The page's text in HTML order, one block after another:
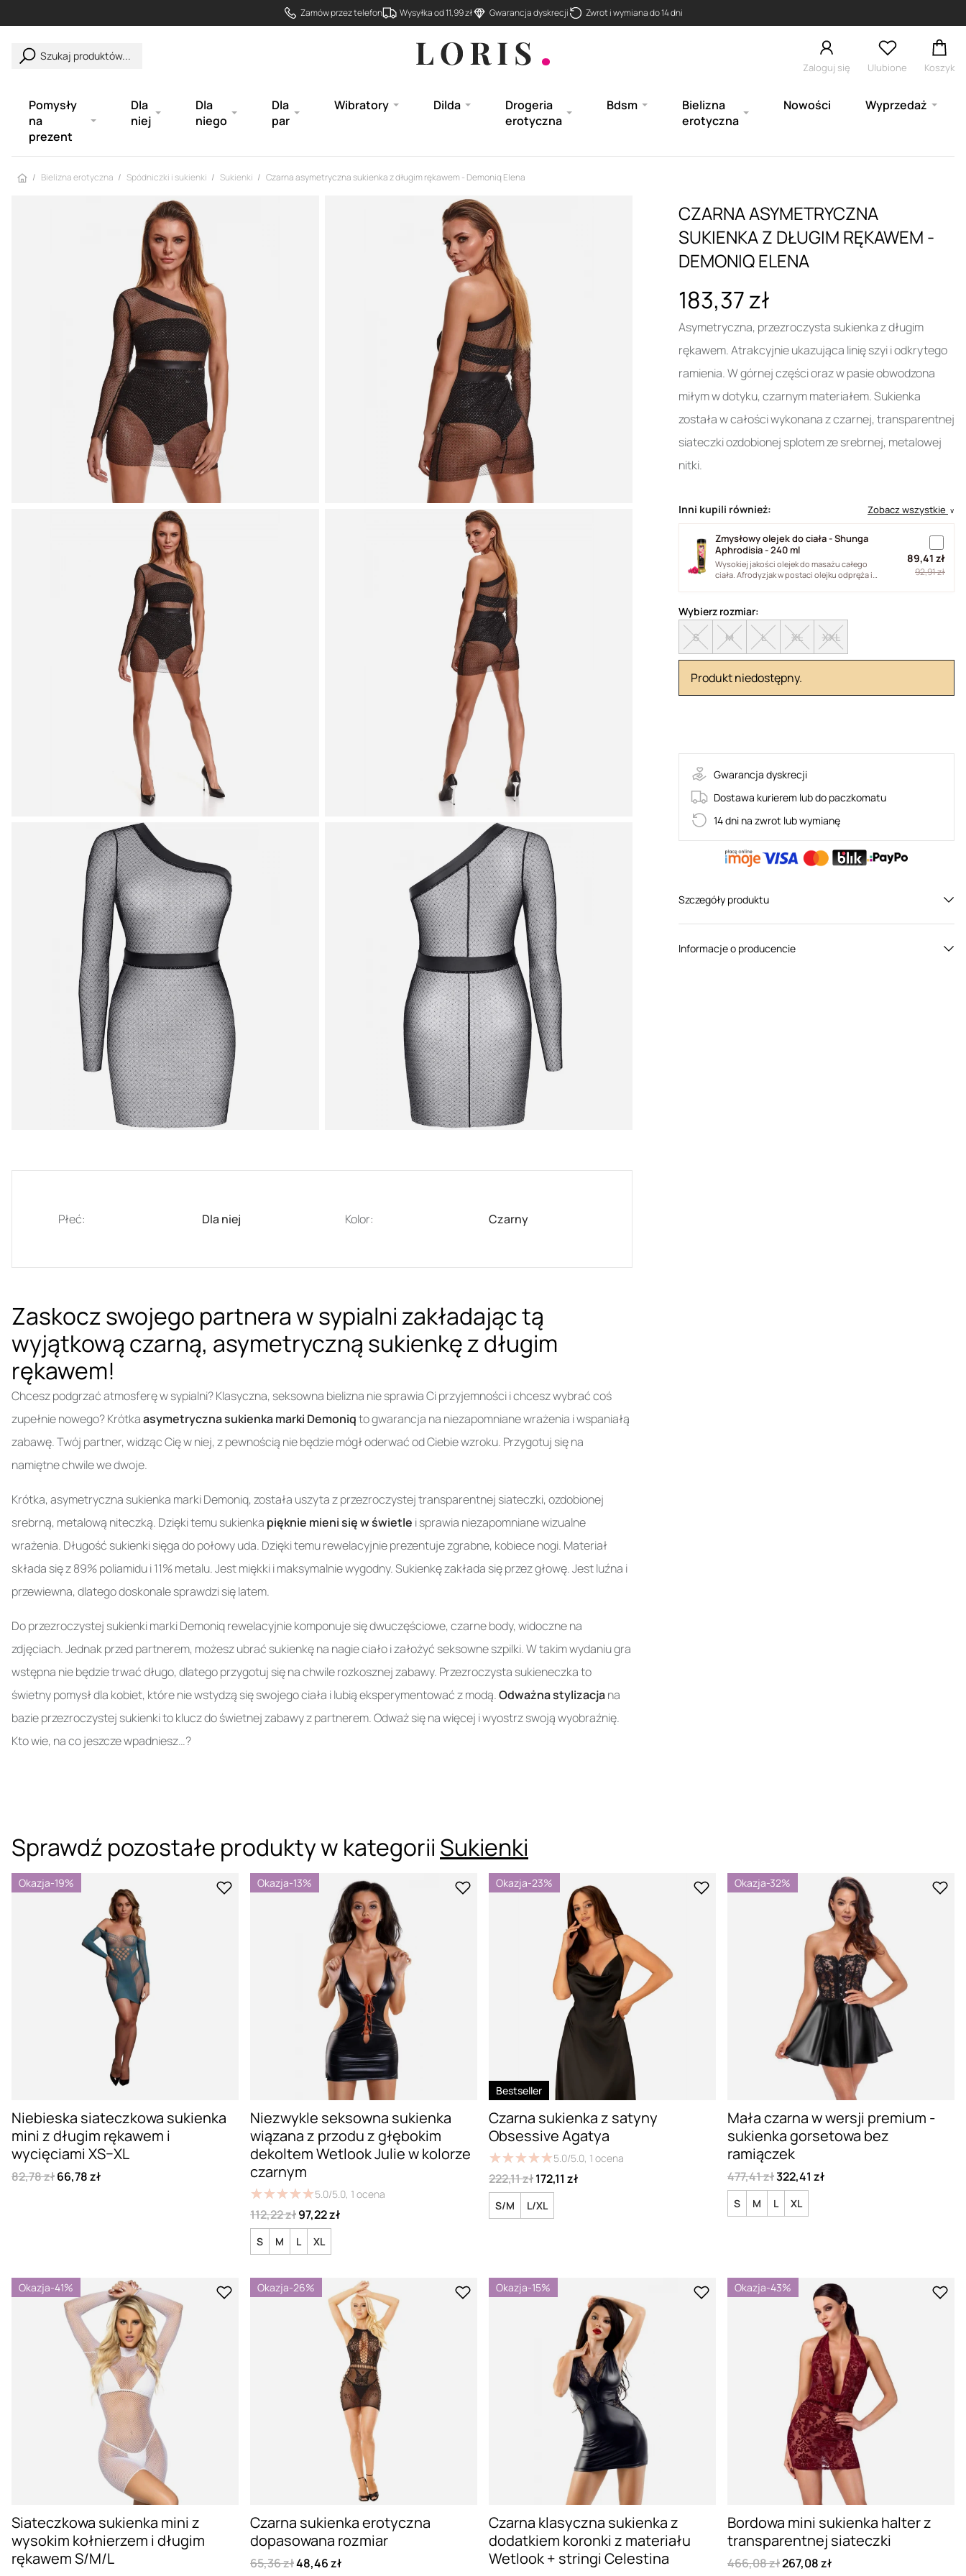
Zamów przez telefon Wysyłka od 11,99 zł Gwarancja dyskrecji Zwrot i wymiana do 14 dni
Szukaj produktów...
Zaloguj się Ulubione Koszyk
Pomysły
na
prezent
Dla
niej
Dla
niego
Dla
par
Wibratory Dilda
Drogeria
erotyczna
Bdsm
Bielizna
erotyczna
Nowości Wyprzedaż
Strona główna
Bielizna erotyczna Spódniczki i sukienki Sukienki Czarna asymetryczna sukienka z długim rękawem - Demoniq Elena
Płeć: Dla niej Kolor: Czarny
Zaskocz swojego partnera w sypialni zakładając tą
wyjątkową czarną, asymetryczną sukienkę z długim
rękawem!
Chcesz podgrzać atmosferę w sypialni? Klasyczna, seksowna bielizna nie sprawia Ci przyjemności i chcesz wybrać coś
zupełnie nowego? Krótkaasymetryczna sukienka marki Demoniqto gwarancja na niezapomniane wrażenia i wspaniałą
zabawę. Twój partner, widząc Cię w niej, z pewnością nie będzie mógł oderwać od Ciebie wzroku. Przygotuj się na
namiętne chwile we dwoje.
Krótka, asymetryczna sukienka marki Demoniq, została uszyta z przezroczystej transparentnej siateczki, ozdobionej
srebrną, metalową niteczką. Dzięki temu sukienka pięknie mieni się w świetle i sprawia niezapomniane wizualne
wrażenia. Długość sukienki sięga do połowy uda. Dzięki temu rewelacyjnie prezentuje zgrabne, kobiece nogi. Materiał
składa się z 89% poliamidu i 11% metalu. Jest miękki i maksymalnie wygodny. Sukienkę zakłada się przez głowę. Jest luźna i
przewiewna, dlatego doskonale sprawdzi się latem.
Do przezroczystej sukienki marki Demoniq rewelacyjnie komponuje się dwuczęściowe, czarne body, widoczne na
zdjęciach. Jednak przed partnerem, możesz ubrać sukienkę na nagie ciało i założyć seksowne szpilki. W takim wydaniu gra
wstępna nie będzie trwać długo, dlatego przygotuj się na chwile rozkosznej zabawy. Przezroczysta sukieneczka to
świetny pomysł dla kobiet, które nie wstydzą się swojego ciała i lubią eksperymentować z modą.Odważna stylizacjana
bazie przezroczystej sukienki to klucz do świetnej zabawy z partnerem. Odważ się na więcej i wyostrz swoją wyobraźnię.
Kto wie, na co jeszcze wpadniesz…?
CZARNA ASYMETRYCZNA
SUKIENKA Z DŁUGIM RĘKAWEM -
DEMONIQ ELENA
183,37 zł
Asymetryczna, przezroczysta sukienka z długim
rękawem. Atrakcyjnie ukazująca linię szyi i odkrytego
ramienia. W górnej części oraz w pasie obwodzona
miłym w dotyku, czarnym materiałem. Sukienka
została w całości wykonana z czarnej, transparentnej
siateczki ozdobionej splotem ze srebrnej, metalowej
nitki.
Inni kupili również: Zobacz wszystkie ∨
Zmysłowy olejek do ciała - Shunga
Aphrodisia - 240 ml
Wysokiej jakości olejek do masażu całego
ciała. Afrodyzjak w postaci olejku odpręża i
89,41 zł
92,91 zł
Wybierz rozmiar:
S
M L XL XXL
Produkt niedostępny.
Gwarancja dyskrecji
Dostawa kurierem lub do paczkomatu
14 dni na zwrot lub wymianę
Szczegóły produktu
Informacje o producencie
Sprawdź pozostałe produkty w kategorii Sukienki
Okazja-19%
Niebieska siateczkowa sukienka
mini z długim rękawem i
wycięciami XS–XL
82,78 zł66,78 zł
Okazja-13%
Niezwykle seksowna sukienka
wiązana z przodu z głębokim
dekoltem Wetlook Julie w kolorze
czarnym
★★★★★
★★★★★5.0/5.0, 1 ocena
112,22 zł97,22 zł
S M L XL
Okazja-23%
Bestseller
Czarna sukienka z satyny
Obsessive Agatya
★★★★★
★★★★★5.0/5.0, 1 ocena
222,11 zł172,11 zł
S/M L/XL
Okazja-32%
Mała czarna w wersji premium -
sukienka gorsetowa bez
ramiączek
477,41 zł322,41 zł
S M L XL
Okazja-41%
Siateczkowa sukienka mini z
wysokim kołnierzem i długim
rękawem S/M/L
Okazja-26%
Czarna sukienka erotyczna
dopasowana rozmiar
65,36 zł48,46 zł
Okazja-15%
Czarna klasyczna sukienka z
dodatkiem koronki z materiału
Wetlook + stringi Celestina
Okazja-43%
Bordowa mini sukienka halter z
transparentnej siateczki
466,08 zł267,08 zł